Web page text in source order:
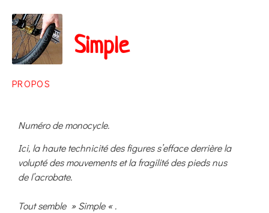
Simple
PROPOS
Numéro de monocycle.
Ici, la haute technicité des figures s’efface derrière la
volupté des mouvements et la fragilité des pieds nus
de l’acrobate.
Tout semble »Simple «.